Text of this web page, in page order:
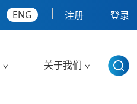
ENG 注册 登录
关于我们